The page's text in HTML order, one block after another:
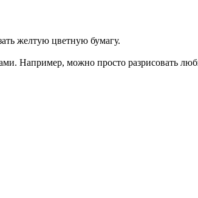
желтую цветную бумагу.
Например, можно просто разрисовать